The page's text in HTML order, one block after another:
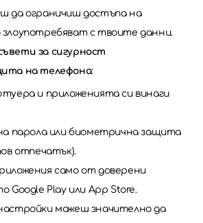
да ограничиш достъпа на
злоупотребяват с твоите данни.
за сигурност
на телефона:
и приложенията си винаги
парола или биометрична защита
отпечатък).
само от доверени
Google Play или App Store.
можеш значително да